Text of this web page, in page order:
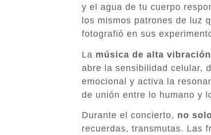
y el agua de tu cuerpo
los mismos patrones de luz
fotografió en sus
La música de alta vibración
abre la sensibilidad celular,
emocional y activa la
de unión entre lo humano y
Durante el concierto, no
recuerdas, transmutas. Las